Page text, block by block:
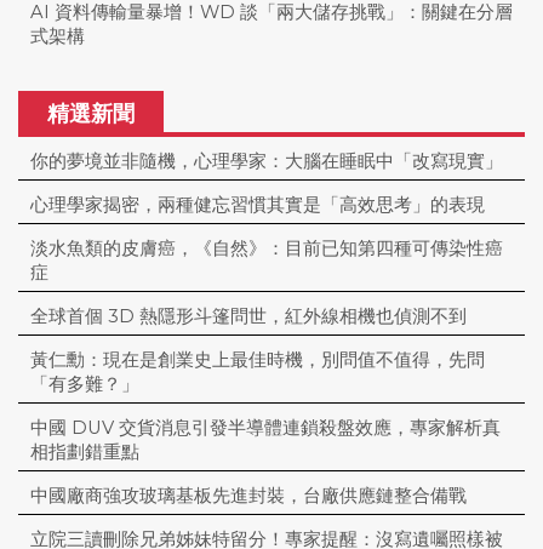
AI 資料傳輸量暴增！WD 談「兩大儲存挑戰」：關鍵在分層
式架構
精選新聞
你的夢境並非隨機，心理學家：大腦在睡眠中「改寫現實」
心理學家揭密，兩種健忘習慣其實是「高效思考」的表現
淡水魚類的皮膚癌，《自然》：目前已知第四種可傳染性癌
症
全球首個 3D 熱隱形斗篷問世，紅外線相機也偵測不到
黃仁勳：現在是創業史上最佳時機，別問值不值得，先問
「有多難？」
中國 DUV 交貨消息引發半導體連鎖殺盤效應，專家解析真
相指劃錯重點
中國廠商強攻玻璃基板先進封裝，台廠供應鏈整合備戰
立院三讀刪除兄弟姊妹特留分！專家提醒：沒寫遺囑照樣被